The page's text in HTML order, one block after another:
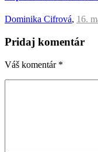
Dominika Cifrová, 16.
Pridaj komentár
Váš komentár *